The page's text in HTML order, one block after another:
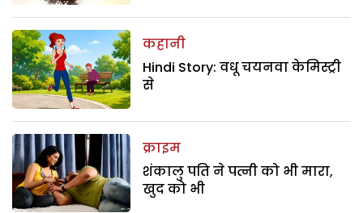
कहानी
Hindi Story: वधू चयनवा केमिस्ट्री
से
क्राइम
शंकालु पति ने पत्नी को भी मारा,
खुद को भी